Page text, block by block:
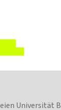
Universität